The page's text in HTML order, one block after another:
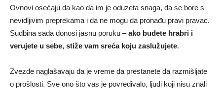
Ovnovi osećaju da kao da im je oduzeta snaga, da se bore s
nevidljivim preprekama i da ne mogu da pronađu pravi pravac.
Sudbina sada donosi jasnu poruku –ako budete hrabri i
verujete u sebe, stiže vam sreća koju zaslužujete.
Zvezde naglašavaju da je vreme da prestanete da razmišljate
o prošlosti. Sve ono što vas je povređivalo, ljudi koji nisu znali